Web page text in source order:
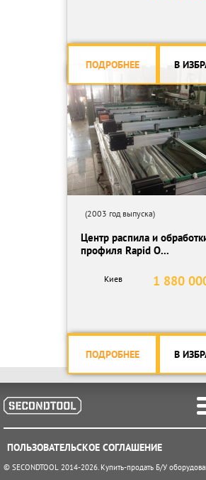
ПОДРОБНЕЕ В
(2003 год выпуска)
Центр распила и
профиля Rapid O...
1 880
Киев
ПОДРОБНЕЕ В
ПОЛЬЗОВАТЕЛЬСКОЕ СОГЛАШЕНИЕ
© SECONDTOOL 2014-2026. Купить-продать Б/У